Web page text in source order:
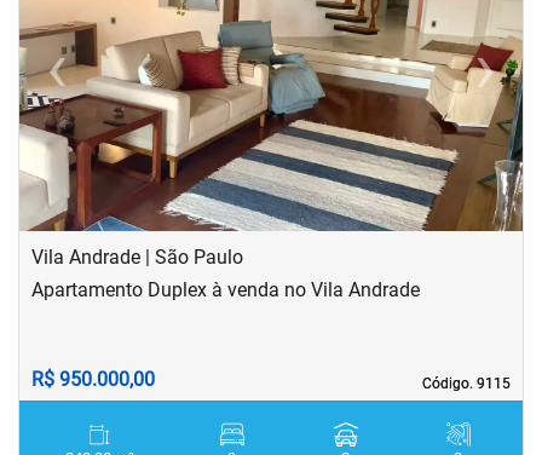
‹Previous ›Next
Vila Andrade | São Paulo
Código. 9115
Código. 9115
Apartamento Duplex à venda no Vila Andrade
R$ 950.000,00